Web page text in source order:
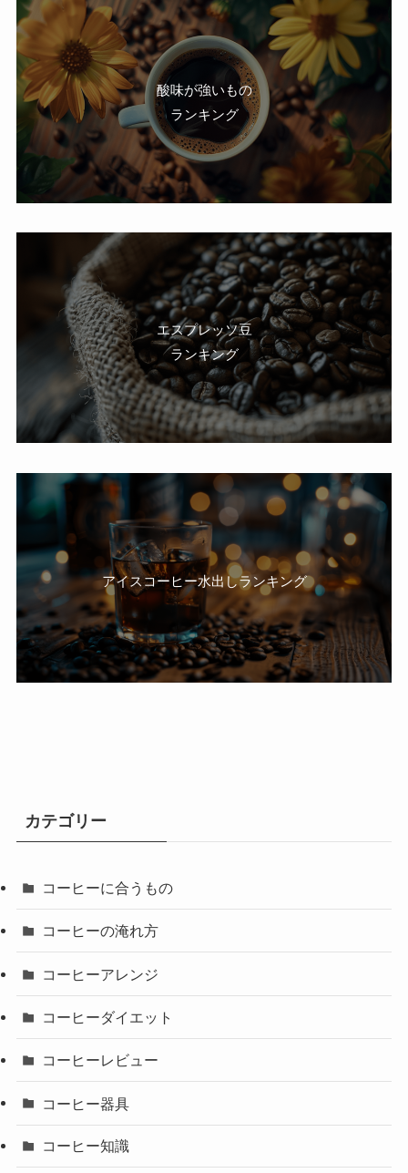
酸味が強いもの
ランキング
エスプレッソ豆
ランキング
アイスコーヒー水出しランキング
カテゴリー
コーヒーに合うもの
コーヒーの淹れ方
コーヒーアレンジ
コーヒーダイエット
コーヒーレビュー
コーヒー器具
コーヒー知識